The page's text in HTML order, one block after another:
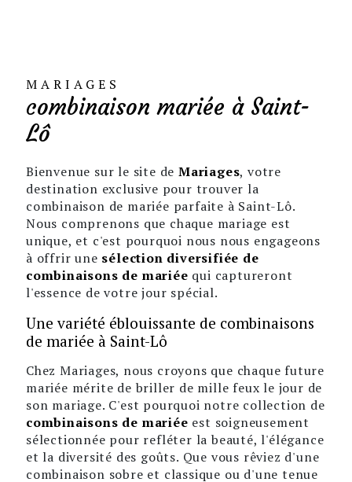
MARIAGES
combinaison mariée à Saint-
Lô
Bienvenue sur le site de Mariages, votre
destination exclusive pour trouver la
combinaison de mariée parfaite à Saint-Lô.
Nous comprenons que chaque mariage est
unique, et c'est pourquoi nous nous engageons
à offrir une sélection diversifiée de
combinaisons de mariée qui captureront
l'essence de votre jour spécial.
Une variété éblouissante de combinaisons
de mariée à Saint-Lô
Chez Mariages, nous croyons que chaque future
mariée mérite de briller de mille feux le jour de
son mariage. C'est pourquoi notre collection de
combinaisons de mariée est soigneusement
sélectionnée pour refléter la beauté, l'élégance
et la diversité des goûts. Que vous rêviez d'une
combinaison sobre et classique ou d'une tenue